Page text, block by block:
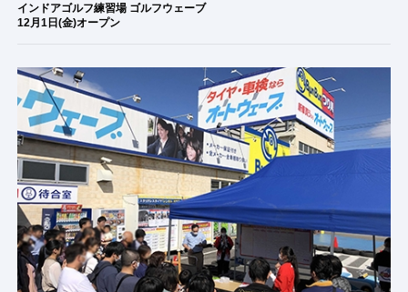
インドアゴルフ練習場 ゴルフウェーブ
12月1日(金)オープン